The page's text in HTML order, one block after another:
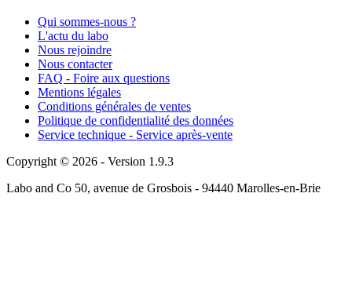
Qui sommes-nous ?
L'actu du labo
Nous rejoindre
Nous contacter
FAQ - Foire aux questions
Mentions légales
Conditions générales de ventes
Politique de confidentialité des données
Service technique - Service après-vente
Copyright © 2026 - Version 1.9.3
Labo and Co 50, avenue de Grosbois - 94440 Marolles-en-Brie